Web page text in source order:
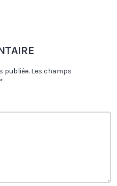
publiée. Les champs
*